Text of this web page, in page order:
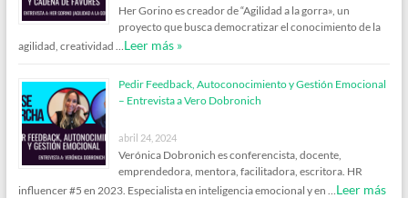
Her Gorino es creador de “Agilidad a la gorra», un
proyecto que busca democratizar el conocimiento de la
agilidad, creatividad … Leer más »
Pedir Feedback, Autoconocimiento y Gestión Emocional
– Entrevista a Vero Dobronich
abril 24, 2024
Verónica Dobronich es conferencista, docente,
emprendedora, mentora, facilitadora, escritora. HR
influencer #5 en 2023. Especialista en inteligencia emocional y en … Leer más